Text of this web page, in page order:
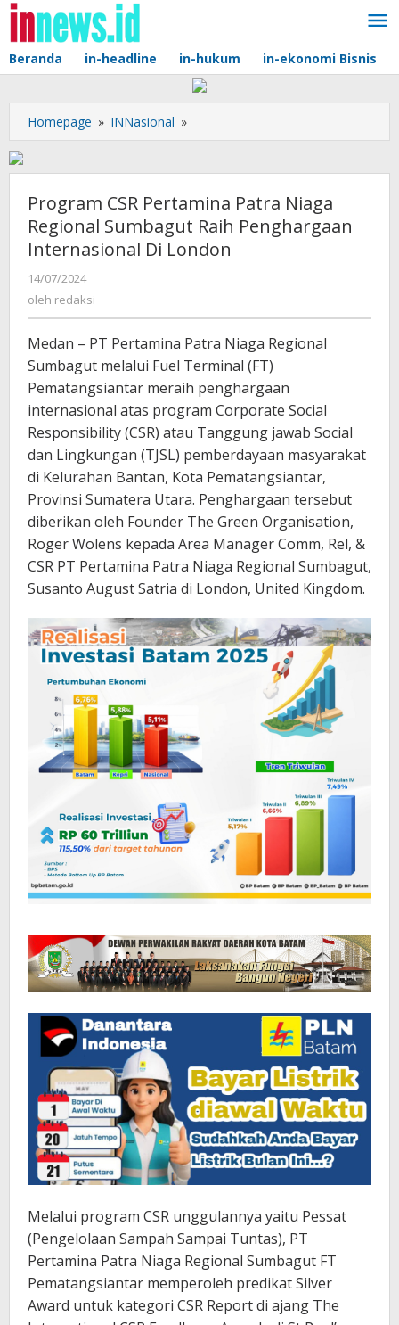
Lewati
konten
Beranda in-headline in-hukum in-ekonomi Bisnis
Homepage » INNasional »
CSR
Patra
Niaga
Regional
Sumbagut
Raih
Program CSR Pertamina Patra Niaga
Regional Sumbagut Raih Penghargaan
Internasional Di London
14/07/2024
redaksi
oleh redaksi
Medan – PT Pertamina Patra Niaga Regional
Sumbagut melalui Fuel Terminal (FT)
Pematangsiantar meraih penghargaan
internasional atas program Corporate Social
Responsibility (CSR) atau Tanggung jawab Social
dan Lingkungan (TJSL) pemberdayaan masyarakat
di Kelurahan Bantan, Kota Pematangsiantar,
Provinsi Sumatera Utara. Penghargaan tersebut
diberikan oleh Founder The Green Organisation,
Roger Wolens kepada Area Manager Comm, Rel, &
CSR PT Pertamina Patra Niaga Regional Sumbagut,
Susanto August Satria di London, United Kingdom.
Melalui program CSR unggulannya yaitu Pessat
(Pengelolaan Sampah Sampai Tuntas), PT
Pertamina Patra Niaga Regional Sumbagut FT
Pematangsiantar memperoleh predikat Silver
Award untuk kategori CSR Report di ajang The